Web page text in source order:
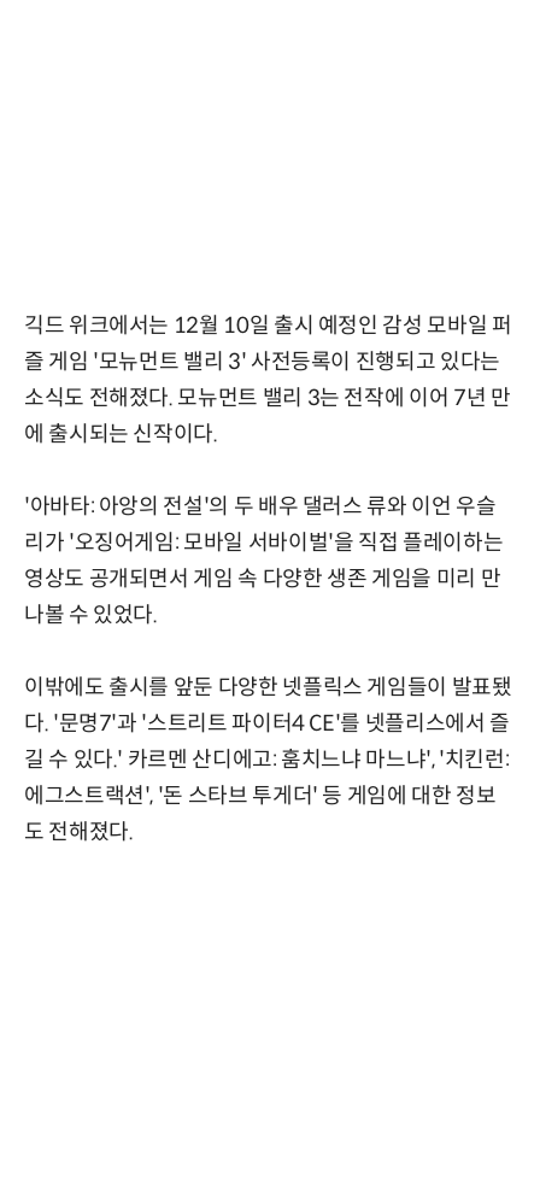
긱드 위크에서는 12월 10일 출시 예정인 감성 모바일 퍼
즐 게임 '모뉴먼트 밸리 3' 사전등록이 진행되고 있다는
소식도 전해졌다. 모뉴먼트 밸리 3는 전작에 이어 7년 만
에 출시되는 신작이다.
'아바타: 아앙의 전설'의 두 배우 댈러스 류와 이언 우슬
리가 '오징어게임: 모바일 서바이벌'을 직접 플레이하는
영상도 공개되면서 게임 속 다양한 생존 게임을 미리 만
나볼 수 있었다.
이밖에도 출시를 앞둔 다양한 넷플릭스 게임들이 발표됐
다. '문명7'과 '스트리트 파이터4 CE'를 넷플리스에서 즐
길 수 있다.' 카르멘 산디에고: 훔치느냐 마느냐', '치킨런:
에그스트랙션', '돈 스타브 투게더' 등 게임에 대한 정보
도 전해졌다.